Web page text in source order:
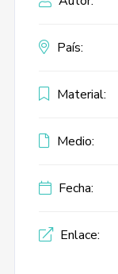
País:
Material:
Medio:
Fecha:
Enlace: